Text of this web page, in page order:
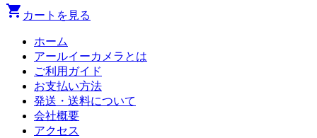
shopping_cart カートを見る
ホーム
アールイーカメラとは
ご利用ガイド
お支払い方法
発送・送料について
会社概要
アクセス